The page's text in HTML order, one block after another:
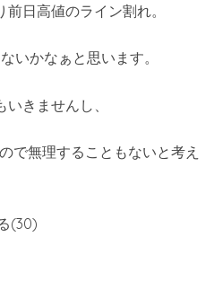
日高値のライン割れ。
いかなぁと思います。
きませんし、
で無理することもないと考え
(30)